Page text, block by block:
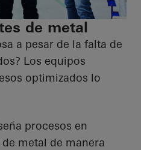
de metal
a pesar de la falta de
Los equipos
optimizados lo
procesos en
metal de manera